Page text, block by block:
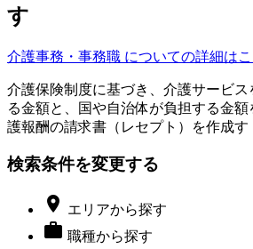
す
介護事務・事務職 についての詳細は
介護保険制度に基づき、介護サービ
る金額と、国や自治体が負担する金
護報酬の請求書（レセプト）を作成す
検索条件を変更する
 エリアから探す
 職種から探す